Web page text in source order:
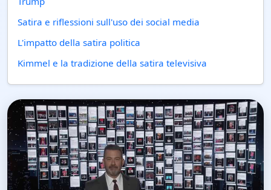
Satira e riflessioni sull'uso dei social media
L'impatto della satira politica
Kimmel e la tradizione della satira televisiva